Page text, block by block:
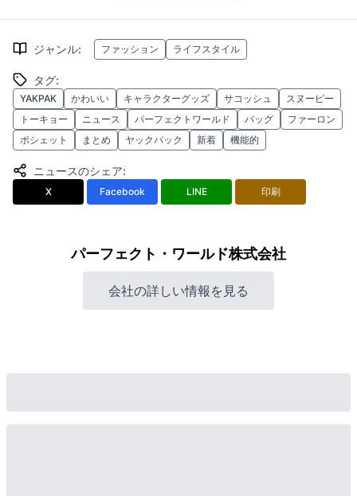
ジャンル: ファッション ライフスタイル
タグ:
YAKPAK かわいい キャラクターグッズ サコッシュ
スヌーピー
トーキョー
ニュース パーフェクトワールド バッグ
ファーロン
ポシェット
まとめ ヤックパック 新着 機能的
ニュースのシェア:
X Facebook LINE 印刷
パーフェクト・ワールド株式会社
会社の詳しい情報を見る